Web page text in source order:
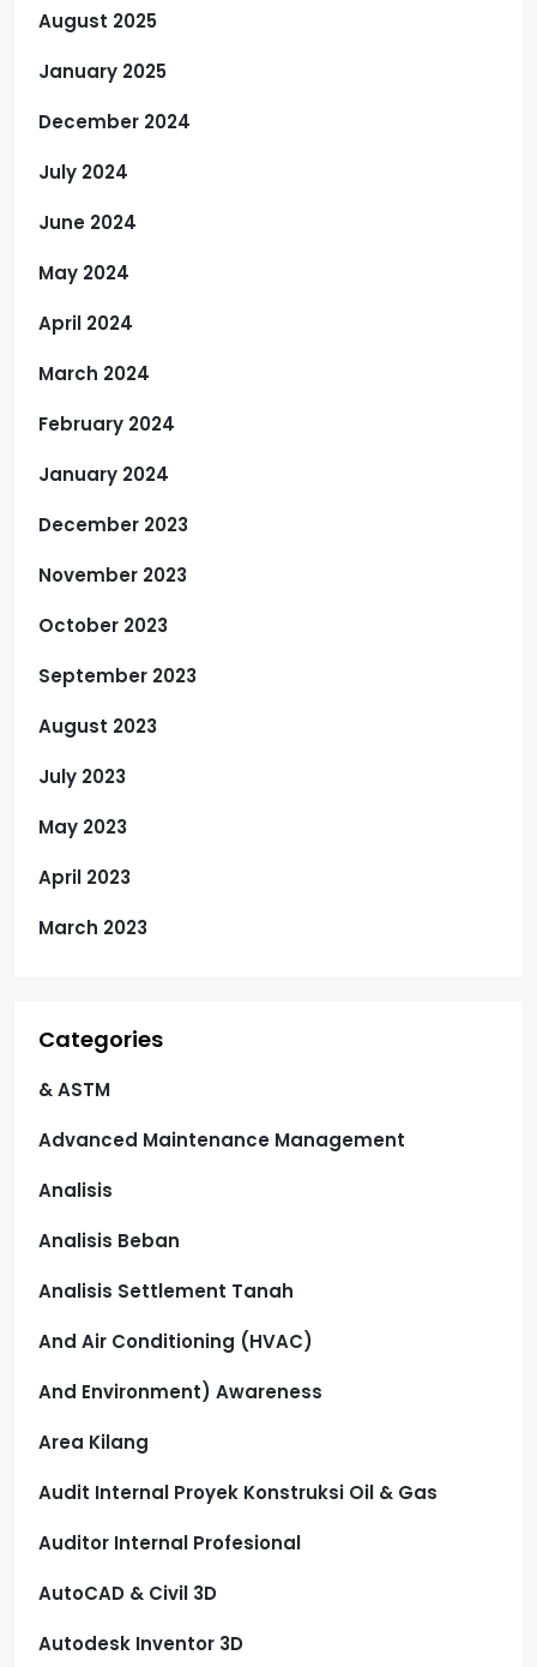
August 2025
January 2025
December 2024
July 2024
June 2024
May 2024
April 2024
March 2024
February 2024
January 2024
December 2023
November 2023
October 2023
September 2023
August 2023
July 2023
May 2023
April 2023
March 2023
Categories
& ASTM
Advanced Maintenance Management
Analisis
Analisis Beban
Analisis Settlement Tanah
And Air Conditioning (HVAC)
And Environment) Awareness
Area Kilang
Audit Internal Proyek Konstruksi Oil & Gas
Auditor Internal Profesional
AutoCAD & Civil 3D
Autodesk Inventor 3D